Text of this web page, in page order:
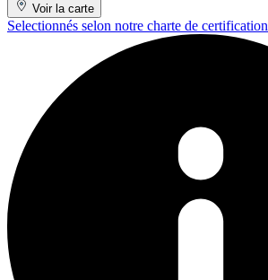
Voir la carte
Selectionnés selon notre charte de certification